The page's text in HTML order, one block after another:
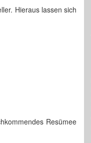
Hieraus lassen sich
Resümee